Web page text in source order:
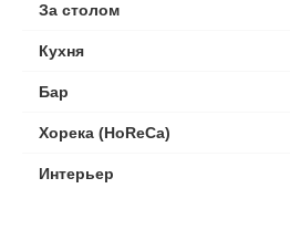
За столом
Кухня
Бар
Хорека (HoReCa)
Интерьер